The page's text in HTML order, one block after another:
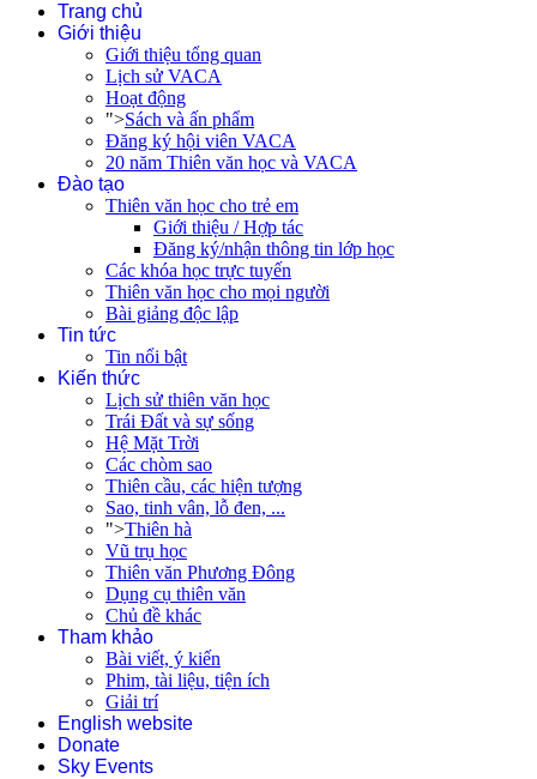
Trang chủ
Giới thiệu
Giới thiệu tổng quan
Lịch sử VACA
Hoạt động
">Sách và ấn phẩm
Đăng ký hội viên VACA
20 năm Thiên văn học và VACA
Đào tạo
Thiên văn học cho trẻ em
Giới thiệu / Hợp tác
Đăng ký/nhận thông tin lớp học
Các khóa học trực tuyến
Thiên văn học cho mọi người
Bài giảng độc lập
Tin tức
Tin nổi bật
Kiến thức
Lịch sử thiên văn học
Trái Đất và sự sống
Hệ Mặt Trời
Các chòm sao
Thiên cầu, các hiện tượng
Sao, tinh vân, lỗ đen, ...
">Thiên hà
Vũ trụ học
Thiên văn Phương Đông
Dụng cụ thiên văn
Chủ đề khác
Tham khảo
Bài viết, ý kiến
Phim, tài liệu, tiện ích
Giải trí
English website
Donate
Sky Events